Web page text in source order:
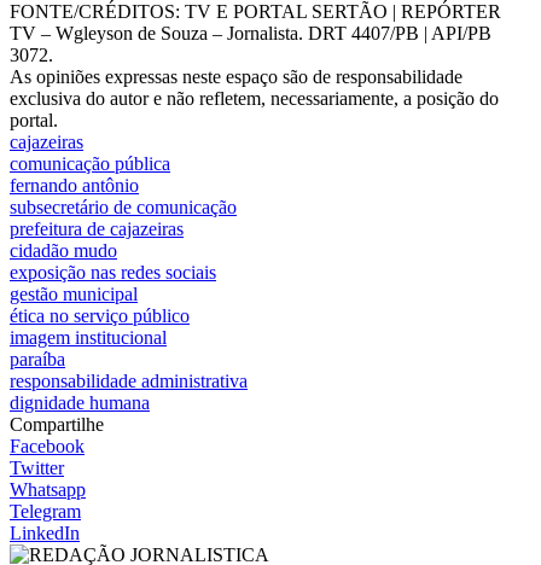
FONTE/CRÉDITOS: TV E PORTAL SERTÃO | REPÓRTER
TV – Wgleyson de Souza – Jornalista. DRT 4407/PB | API/PB
3072.
As opiniões expressas neste espaço são de responsabilidade
exclusiva do autor e não refletem, necessariamente, a posição do
portal.
cajazeiras
comunicação pública
fernando antônio
subsecretário de comunicação
prefeitura de cajazeiras
cidadão mudo
exposição nas redes sociais
gestão municipal
ética no serviço público
imagem institucional
paraíba
responsabilidade administrativa
dignidade humana
Compartilhe
Facebook
Twitter
Whatsapp
Telegram
LinkedIn